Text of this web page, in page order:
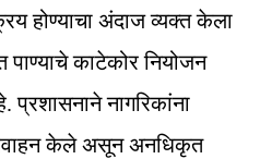
होण्याचा अंदाज व्यक्त केला
पाण्याचे काटेकोर नियोजन
नागरिकांना
केले असून अनधिकृत